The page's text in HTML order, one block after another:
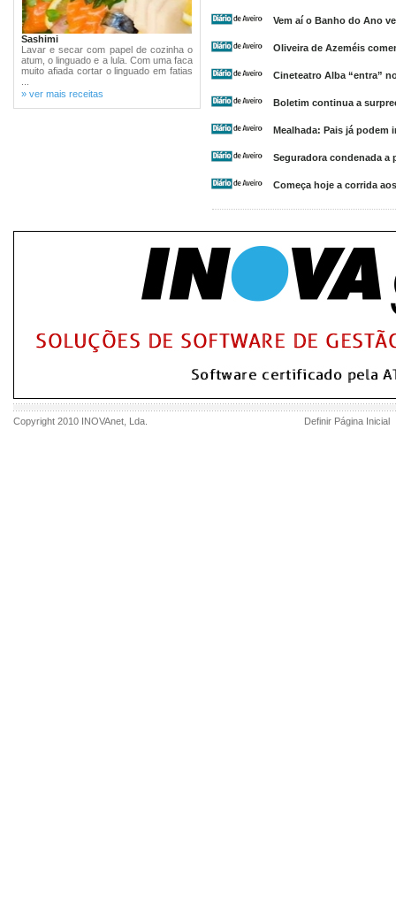
Sashimi
Lavar e secar com papel de cozinha o
atum, o linguado e a lula. Com uma faca
muito afiada cortar o linguado em fatias
» ver mais receitas
Vem aí o Banho do Ano
Oliveira de Azeméis
Cineteatro Alba “entra”
Boletim continua a
Mealhada: Pais já podem
Seguradora condenada a
Começa hoje a corrida
Copyright 2010 INOVAnet , Lda. Definir Página Inicial